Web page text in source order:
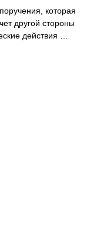
которая
другой стороны
действия …